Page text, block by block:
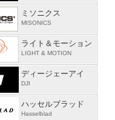
ミソニクス
MISONICS
ライト＆モーション
LIGHT & MOTION
ディージェーアイ
DJI
ハッセルブラッド
Hasselblad